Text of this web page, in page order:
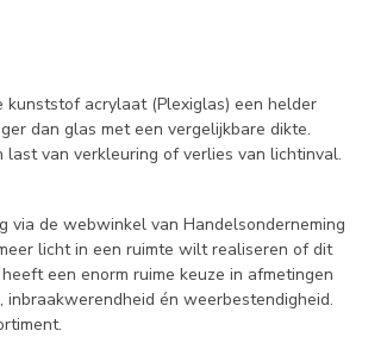
acrylaat (Plexiglas) een helder
dan glas met een vergelijkbare dikte.
van verkleuring of verlies van lichtinval.
via de webwinkel van Handelsonderneming
licht in een ruimte wilt realiseren of dit
een enorm ruime keuze in afmetingen
én weerbestendigheid.